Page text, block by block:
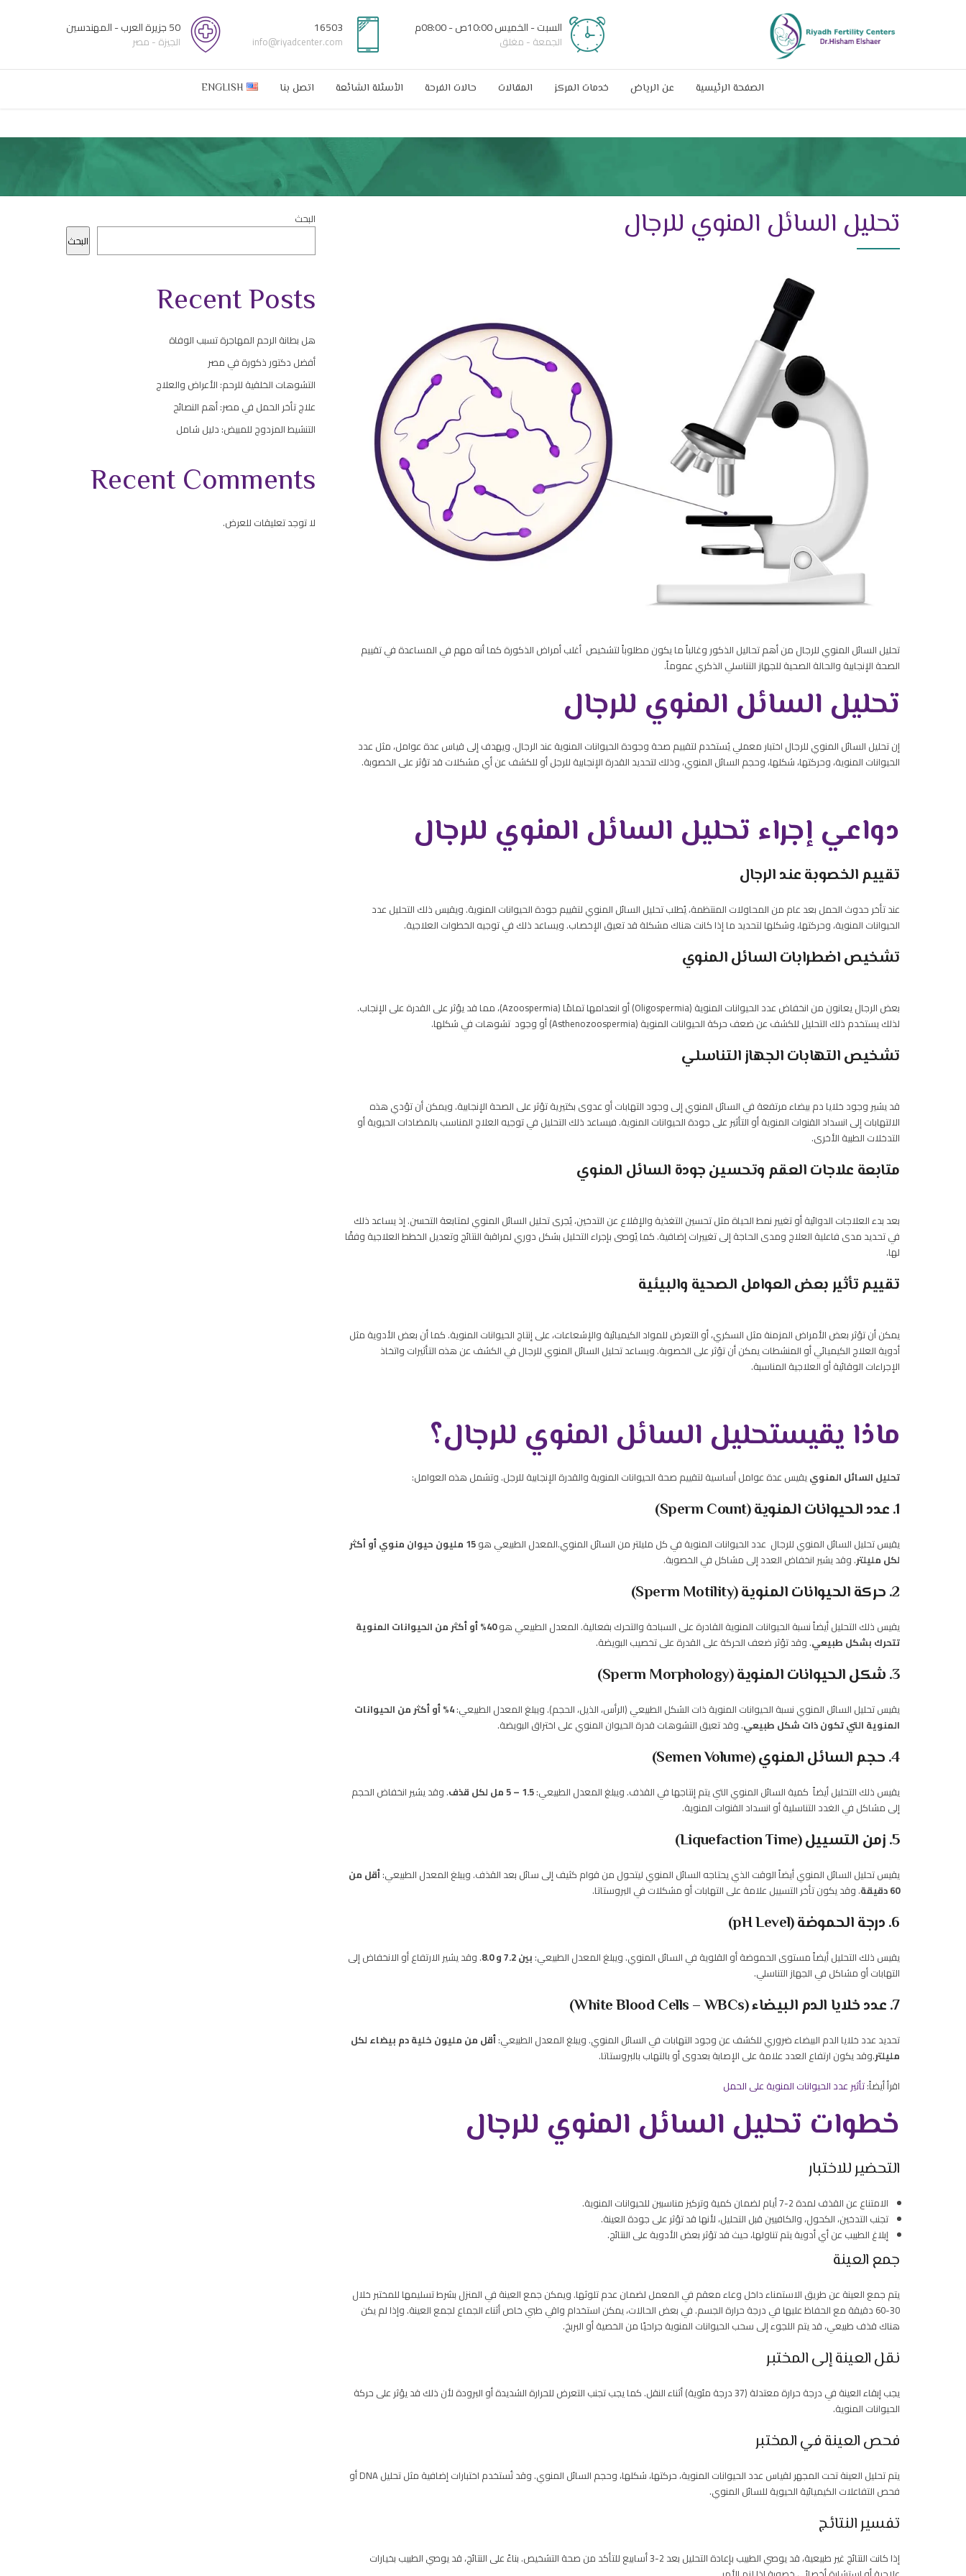
السبت - الخميس 10:00ص - 08:00م
الجمعة - مغلق
16503
info@riyadcenter.com
50 جزيرة العرب - المهندسين
الجيزة - مصر
الصفحة الرئيسية عن الرياض خدمات المركز المقالات حالات الفرحة الأسئلة الشائعة اتصل بنا ENGLISH
تحليل السائل المنوي للرجال
تحليل السائل المنوي للرجال من أهم تحاليل الذكور وغالباً ما يكون مطلوباً لتشخيص أغلب أمراض الذكورة كما أنه مهم في المساعدة في تقييم
الصحة الإنجابية والحالة الصحية للجهاز التناسلي الذكري عموماً.
تحليل السائل المنوي للرجال
إن تحليل السائل المنوي للرجال اختبار معملي يُستخدم لتقييم صحة وجودة الحيوانات المنوية عند الرجال. ويهدف إلى قياس عدة عوامل، مثل عدد
الحيوانات المنوية، وحركتها، شكلها، وحجم السائل المنوي، وذلك لتحديد القدرة الإنجابية للرجل أو للكشف عن أي مشكلات قد تؤثر على الخصوبة.
دواعي إجراء تحليل السائل المنوي للرجال
تقييم الخصوبة عند الرجال
عند تأخر حدوث الحمل بعد عام من المحاولات المنتظمة، يُطلب تحليل السائل المنوي لتقييم جودة الحيوانات المنوية. ويقيس ذلك التحليل عدد
الحيوانات المنوية، وحركتها، وشكلها لتحديد ما إذا كانت هناك مشكلة قد تعيق الإخصاب. ويساعد ذلك في توجيه الخطوات العلاجية.
تشخيص اضطرابات السائل المنوي
بعض الرجال يعانون من انخفاض عدد الحيوانات المنوية (Oligospermia) أو انعدامها تمامًا (Azoospermia)، مما قد يؤثر على القدرة على الإنجاب.
لذلك يستخدم ذلك التحليل للكشف عن ضعف حركة الحيوانات المنوية (Asthenozoospermia) أو وجود تشوهات في شكلها.
تشخيص التهابات الجهاز التناسلي
قد يشير وجود خلايا دم بيضاء مرتفعة في السائل المنوي إلى وجود التهابات أو عدوى بكتيرية تؤثر على الصحة الإنجابية. ويمكن أن تؤدي هذه
الالتهابات إلى انسداد القنوات المنوية أو التأثير على جودة الحيوانات المنوية. فيساعد ذلك التحليل في توجيه العلاج المناسب بالمضادات الحيوية أو
التدخلات الطبية الأخرى.
متابعة علاجات العقم وتحسين جودة السائل المنوي
بعد بدء العلاجات الدوائية أو تغيير نمط الحياة مثل تحسين التغذية والإقلاع عن التدخين، يُجرى تحليل السائل المنوي لمتابعة التحسن. إذ يساعد ذلك
في تحديد مدى فاعلية العلاج ومدى الحاجة إلى تغييرات إضافية. كما يُوصى بإجراء التحليل بشكل دوري لمراقبة النتائج وتعديل الخطط العلاجية وفقًا
لها.
تقييم تأثير بعض العوامل الصحية والبيئية
يمكن أن تؤثر بعض الأمراض المزمنة مثل السكري، أو التعرض للمواد الكيميائية والإشعاعات، على إنتاج الحيوانات المنوية. كما أن بعض الأدوية مثل
أدوية العلاج الكيميائي أو المنشطات يمكن أن تؤثر على الخصوبة. ويساعد تحليل السائل المنوي للرجال في الكشف عن هذه التأثيرات واتخاذ
الإجراءات الوقائية أو العلاجية المناسبة.
ماذا يقيستحليل السائل المنوي للرجال؟
تحليل السائل المنوي يقيس عدة عوامل أساسية لتقييم صحة الحيوانات المنوية والقدرة الإنجابية للرجل. وتشمل هذه العوامل:
1. عدد الحيوانات المنوية (Sperm Count)
يقيس تحليل السائل المنوي للرجال عدد الحيوانات المنوية في كل مليلتر من السائل المنوي.المعدل الطبيعي هو
15 مليون حيوان منوي أو أكثر
لكل مليلتر. وقد يشير انخفاض العدد إلى مشاكل في الخصوبة.
2. حركة الحيوانات المنوية (Sperm Motility)
يقيس ذلك التحليل أيضاً نسبة الحيوانات المنوية القادرة على السباحة والتحرك بفعالية. المعدل الطبيعي هو
40% أو أكثر من الحيوانات المنوية
تتحرك بشكل طبيعي. وقد تؤثر ضعف الحركة على القدرة على تخصيب البويضة.
3. شكل الحيوانات المنوية (Sperm Morphology)
يقيس تحليل السائل المنوي نسبة الحيوانات المنوية ذات الشكل الطبيعي (الرأس، الذيل، الحجم). ويبلغ المعدل الطبيعي: 4% أو أكثر من الحيوانات
المنوية التي تكون ذات شكل طبيعي. وقد تعيق التشوهات قدرة الحيوان المنوي على اختراق البويضة.
4. حجم السائل المنوي (Semen Volume)
يقيس ذلك التحليل أيضاً كمية السائل المنوي التي يتم إنتاجها في القذف. ويبلغ المعدل الطبيعي:1.5 – 5 مل لكل قذف
. وقد يشير انخفاض الحجم
إلى مشاكل في الغدد التناسلية أو انسداد القنوات المنوية.
5. زمن التسييل (Liquefaction Time)
يقيس تحليل السائل المنوي أيضاً الوقت الذي يحتاجه السائل المنوي ليتحول من قوام كثيف إلى سائل بعد القذف. ويبلغ المعدل الطبيعي:أقل من
60 دقيقة
. وقد يكون تأخر التسييل علامة على التهابات أو مشكلات في البروستاتا.
6. درجة الحموضة (pH Level)
يقيس ذلك التحليل أيضاً مستوى الحموضة أو القلوية في السائل المنوي. ويبلغ المعدل الطبيعي: بين 7.2 و 8.0
. وقد يشير الارتفاع أو الانخفاض إلى
التهابات أو مشاكل في الجهاز التناسلي.
7. عدد خلايا الدم البيضاء (White Blood Cells – WBCs)
تحديد عدد خلايا الدم البيضاء ضروري للكشف عن وجود التهابات في السائل المنوي. ويبلغ المعدل الطبيعي:أقل من مليون خلية دم بيضاء لكل
مليلتر.وقد يكون ارتفاع العدد علامة على الإصابة بعدوى أو بالتهاب بالبروستاتا.
اقرأ أيضاً:تأثير عدد الحيوانات المنوية على الحمل
خطوات تحليل السائل المنوي للرجال
التحضير للاختبار
الامتناع عن القذف لمدة 2-7 أيام لضمان كمية وتركيز مناسبين للحيوانات المنوية.
تجنب التدخين، الكحول، والكافيين قبل التحليل، لأنها قد تؤثر على جودة العينة.
إبلاغ الطبيب عن أي أدوية يتم تناولها، حيث قد تؤثر بعض الأدوية على النتائج.
جمع العينة
يتم جمع العينة عن طريق الاستمناء داخل وعاء معقم في المعمل لضمان عدم تلوثها. ويمكن جمع العينة في المنزل بشرط تسليمها للمختبر خلال
30-60 دقيقة مع الحفاظ عليها في درجة حرارة الجسم. في بعض الحالات، يمكن استخدام واقي طبي خاص أثناء الجماع لجمع العينة. وإذا لم يكن
هناك قذف طبيعي، قد يتم اللجوء إلى سحب الحيوانات المنوية جراحيًا من الخصية أو البربخ.
نقل العينة إلى المختبر
يجب إبقاء العينة في درجة حرارة معتدلة (37 درجة مئوية) أثناء النقل. كما يجب تجنب التعرض للحرارة الشديدة أو البرودة لأن ذلك قد يؤثر على حركة
الحيوانات المنوية.
فحص العينة في المختبر
يتم تحليل العينة تحت المجهر لقياس عدد الحيوانات المنوية، حركتها، شكلها، وحجم السائل المنوي. وقد تُستخدم اختبارات إضافية مثل تحليل DNA أو
فحص التفاعلات الكيميائية الحيوية للسائل المنوي.
تفسير النتائج
إذا كانت النتائج غير طبيعية، قد يوصي الطبيب بإعادة التحليل بعد 2-3 أسابيع للتأكد من صحة التشخيص. بناءً على النتائج، قد يوصي الطبيب بخيارات
البحث
البحث
Recent Posts
هل بطانة الرحم المهاجرة تسبب الوفاة
أفضل دكتور ذكورة في مصر
التشوهات الخلقية للرحم: الأعراض والعلاج
علاج تأخر الحمل في مصر: أهم النصائح
التنشيط المزدوج للمبيض: دليل شامل
Recent Comments
لا توجد تعليقات للعرض.